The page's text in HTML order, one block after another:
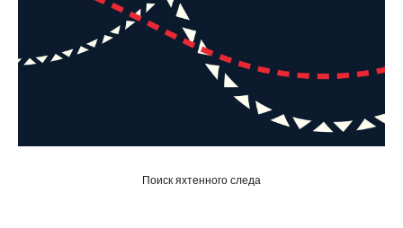
Поиск яхтенного следа